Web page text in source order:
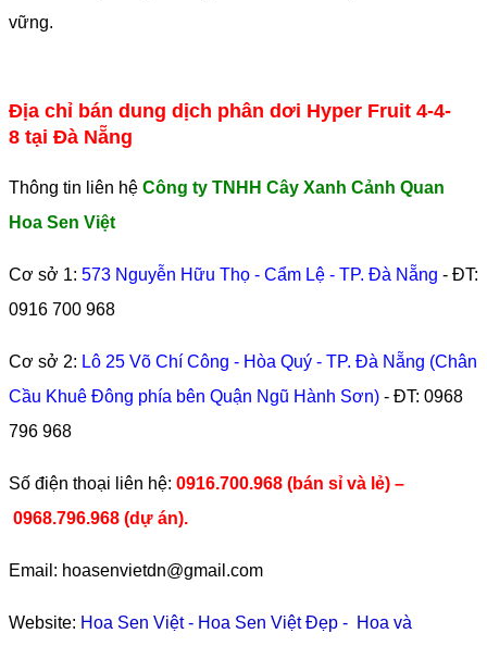
vững.
Địa chỉ bán dung dịch phân dơi Hyper Fruit 4-4-
8 tại Đà Nẵng
Thông tin liên hệ Công ty TNHH Cây Xanh Cảnh Quan
Hoa Sen Việt
Cơ sở 1: 573 Nguyễn Hữu Thọ - Cẩm Lệ - TP. Đà Nẵng - ĐT:
0916 700 968
Cơ sở 2: Lô 25 Võ Chí Công - Hòa Quý - TP. Đà Nẵng (Chân
Cầu Khuê Đông phía bên Quận Ngũ Hành Sơn) - ĐT: 0968
796 968
​Số điện thoại liên hệ: 0916.700.968 (bán sỉ và lẻ) –
0968.796.968 (dự án).
Email: hoasenvietdn@gmail.com
Website: Hoa Sen Việt- Hoa Sen Việt Đẹp - Hoa và